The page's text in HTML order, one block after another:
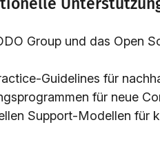
Group und das Open
Guidelines für
für neue
Support-Modellen für